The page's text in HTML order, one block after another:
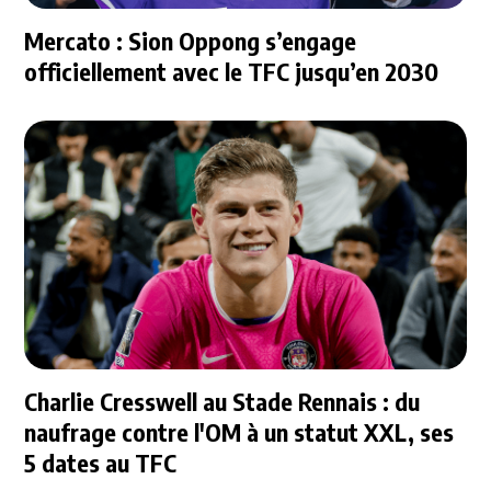
Mercato : Sion Oppong s’engage
officiellement avec le TFC jusqu’en 2030
Charlie Cresswell au Stade Rennais : du
naufrage contre l'OM à un statut XXL, ses
5 dates au TFC